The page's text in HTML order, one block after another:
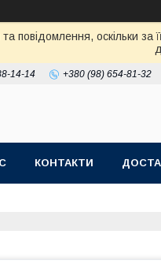
повідомлення, оскільки
14-14 +380 (98) 654-81-32
КОНТАКТИ